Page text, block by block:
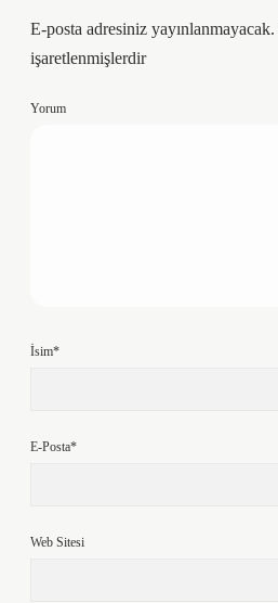
E-posta adresiniz yayınlanmayacak.
işaretlenmişlerdir
Yorum
İsim*
E-Posta*
Web Sitesi